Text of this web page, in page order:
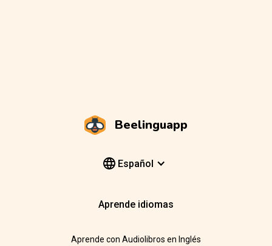
Beelinguapp
Español
Aprende idiomas
Aprende con Audiolibros en Inglés